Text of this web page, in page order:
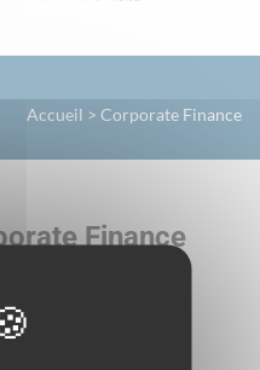
Accueil > Corporate Finance
Finance